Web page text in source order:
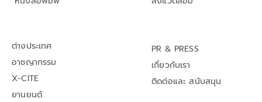
ต่างประเทศ
อาชญากรรม
X-CITE
ยานยนต์
PR & PRESS
เกี่ยวกับเรา
ติดต่อและ สนับสนุน